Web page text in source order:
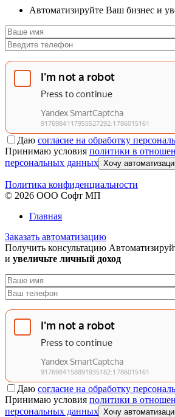
Автоматизируйте Ваш бизнес и
Даю согласие на обработку
Принимаю условия политики в
персональных данных Хочу
Политика конфиденциальности
© 2026 ООО Софт МП
Главная
Заказать автоматизацию
Получить консультацию
и увеличьте личный доход
Даю согласие на обработку
Принимаю условия политики в
персональных данных Хочу